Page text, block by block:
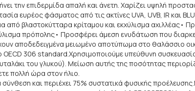
την επιδερμίδα απαλή και άνετη. Χαρίζει υψηλή
ευρέος φάσματος από τις ακτίνες UVA, UVB, IR και
βλαστοκύτταρα κρίταμου και εκχύλισμα αχιλλέας•
πρόπολης• Προσφέρει άμεση ενυδάτωση που
αποδεδειγμένα μειωμένο αποτύπωμα στο θαλάσσιο
306 standard.Χρησιμοποιούμε υπεύθυνη
του γλυκού). Μείωση αυτής της ποσότητας
πολλή ώρα στον ήλιο.
και περιέχει 75% συστατικά φυσικής